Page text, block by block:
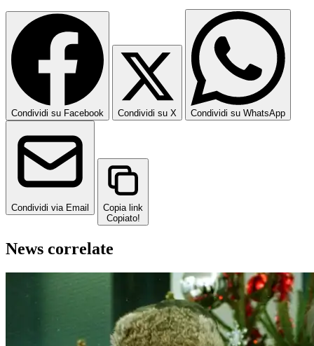
Condividi su Facebook Condividi su X Condividi su WhatsApp
Condividi via Email
Copia link
Copiato!
News correlate